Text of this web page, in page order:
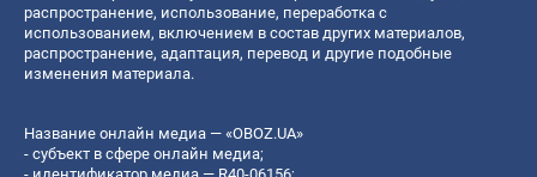
распространение, использование, переработка с
использованием, включением в состав других материалов,
распространение, адаптация, перевод и другие подобные
изменения материала.
Название онлайн медиа — «OBOZ.UA»
- субъект в сфере онлайн медиа;